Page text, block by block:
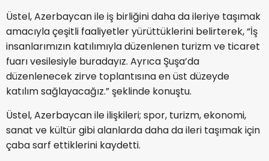
Üstel, Azerbaycan ile iş birliğini daha da ileriye taşımak
amacıyla çeşitli faaliyetler yürüttüklerini belirterek, “İş
insanlarımızın katılımıyla düzenlenen turizm ve ticaret
fuarı vesilesiyle buradayız. Ayrıca Şuşa’da
düzenlenecek zirve toplantısına en üst düzeyde
katılım sağlayacağız.” şeklinde konuştu.
Üstel, Azerbaycan ile ilişkileri; spor, turizm, ekonomi,
sanat ve kültür gibi alanlarda daha da ileri taşımak için
çaba sarf ettiklerini kaydetti.